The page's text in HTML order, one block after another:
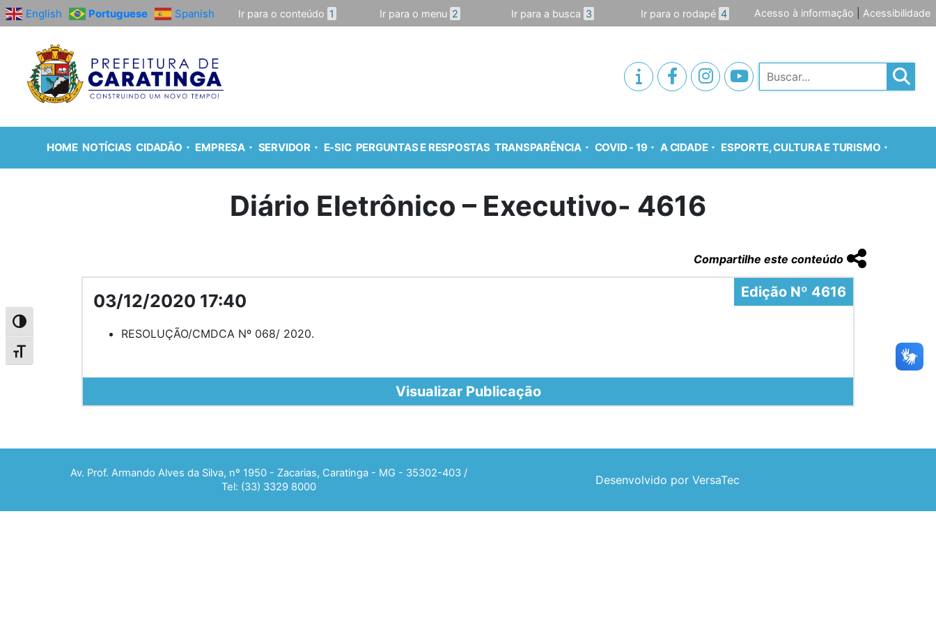
Alternar alto contraste
Alternar tamanho da fonte
English Portuguese Spanish Ir para o conteúdo 1 Ir para o menu 2 Ir para a busca 3 Ir para o rodapé 4 Acesso à informação Acessibilidade
Pesquisar
HOME NOTÍCIAS CIDADÃO EMPRESA SERVIDOR E-SIC PERGUNTAS E RESPOSTAS TRANSPARÊNCIA COVID - 19 A CIDADE ESPORTE, CULTURA E TURISMO
Diário Eletrônico – Executivo- 4616
Compartilhe este conteúdo
Edição Nº 4616
03/12/2020 17:40
RESOLUÇÃO/CMDCA Nº 068/ 2020.
Visualizar Publicação
Av. Prof. Armando Alves da Silva, nº 1950 - Zacarias, Caratinga - MG - 35302-403 /
Tel: (33) 3329 8000
Desenvolvido por VersaTec